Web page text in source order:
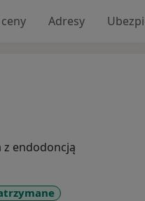
Adresy
z endodoncją